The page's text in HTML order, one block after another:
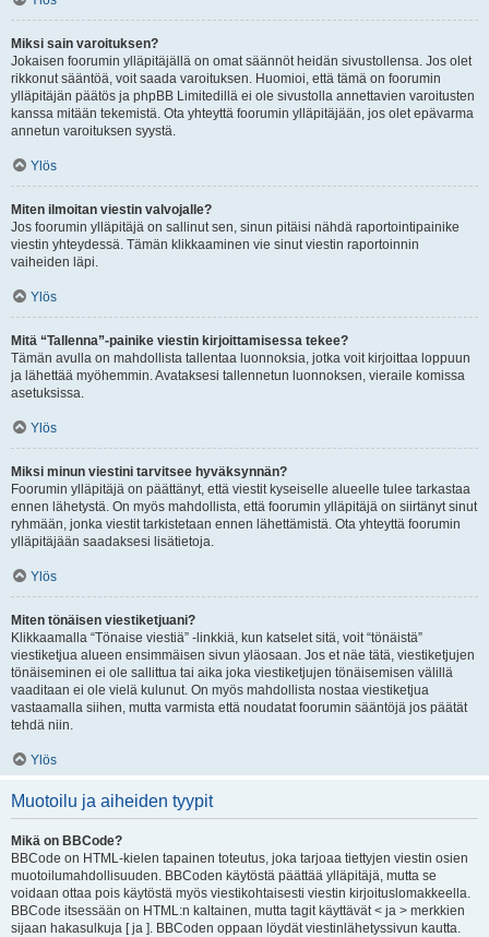
Miksi sain varoituksen?
Jokaisen foorumin ylläpitäjällä on omat säännöt heidän sivustollensa. Jos olet
rikkonut sääntöä, voit saada varoituksen. Huomioi, että tämä on foorumin
ylläpitäjän päätös ja phpBB Limitedillä ei ole sivustolla annettavien varoitusten
kanssa mitään tekemistä. Ota yhteyttä foorumin ylläpitäjään, jos olet epävarma
annetun varoituksen syystä.
Ylös
Miten ilmoitan viestin valvojalle?
Jos foorumin ylläpitäjä on sallinut sen, sinun pitäisi nähdä raportointipainike
viestin yhteydessä. Tämän klikkaaminen vie sinut viestin raportoinnin
vaiheiden läpi.
Ylös
Mitä “Tallenna”-painike viestin kirjoittamisessa tekee?
Tämän avulla on mahdollista tallentaa luonnoksia, jotka voit kirjoittaa loppuun
ja lähettää myöhemmin. Avataksesi tallennetun luonnoksen, vieraile komissa
asetuksissa.
Ylös
Miksi minun viestini tarvitsee hyväksynnän?
Foorumin ylläpitäjä on päättänyt, että viestit kyseiselle alueelle tulee tarkastaa
ennen lähetystä. On myös mahdollista, että foorumin ylläpitäjä on siirtänyt sinut
ryhmään, jonka viestit tarkistetaan ennen lähettämistä. Ota yhteyttä foorumin
ylläpitäjään saadaksesi lisätietoja.
Ylös
Miten tönäisen viestiketjuani?
Klikkaamalla “Tönaise viestiä” -linkkiä, kun katselet sitä, voit “tönäistä”
viestiketjua alueen ensimmäisen sivun yläosaan. Jos et näe tätä, viestiketjujen
tönäiseminen ei ole sallittua tai aika joka viestiketjujen tönäisemisen välillä
vaaditaan ei ole vielä kulunut. On myös mahdollista nostaa viestiketjua
vastaamalla siihen, mutta varmista että noudatat foorumin sääntöjä jos päätät
tehdä niin.
Ylös
Muotoilu ja aiheiden tyypit
Mikä on BBCode?
BBCode on HTML-kielen tapainen toteutus, joka tarjoaa tiettyjen viestin osien
muotoilumahdollisuuden. BBCoden käytöstä päättää ylläpitäjä, mutta se
voidaan ottaa pois käytöstä myös viestikohtaisesti viestin kirjoituslomakkeella.
BBCode itsessään on HTML:n kaltainen, mutta tagit käyttävät < ja > merkkien
sijaan hakasulkuja [ ja ]. BBCoden oppaan löydät viestinlähetyssivun kautta.